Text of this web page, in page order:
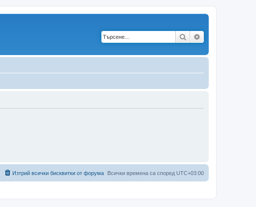
Търсене
Всички времена са според UTC+03:00
Изтрий всички бисквитки от форума